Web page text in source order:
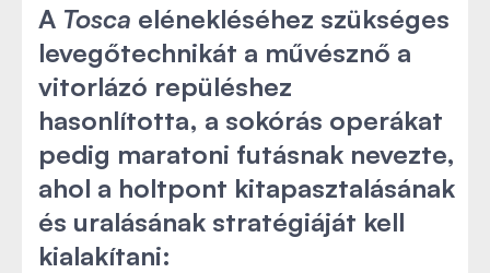
A Tosca elénekléséhez szükséges
levegőtechnikát a művésznő a
vitorlázó repüléshez
hasonlította, a sokórás operákat
pedig maratoni futásnak nevezte,
ahol a holtpont kitapasztalásának
és uralásának stratégiáját kell
kialakítani: